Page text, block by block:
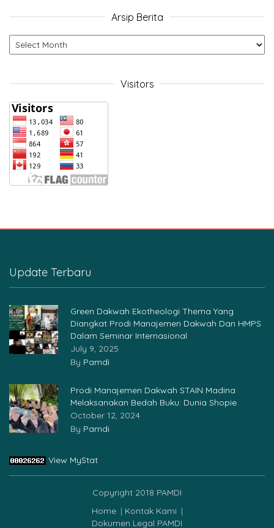
Arsip Berita
Visitors
Update Terbaru
Green Dakwah Ekotheologi Thema Yang
Diangkat Prodi Manajemen Dakwah Dan HMPS
Dalam Seminar Internasional
July 9, 2025
By Pamdi
Prodi Manajemen Dakwah STAIN Madina
Melaksanakan Bedah Buku: Dunia Shopie
October 12, 2024
By Pamdi
View MyStat
Copyright 2018 PAMDI
Home
Kontak Kami
Dokumen Legal PAMDI